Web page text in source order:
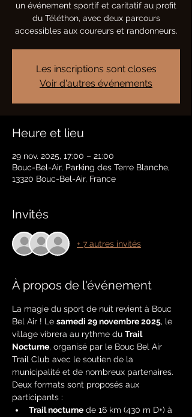
un événement sportif et caritatif au profit
du Téléthon, avec deux parcours
accessibles aux coureurs et randonneurs.
Les inscriptions sont closes
Voir d'autres événements
Heure et lieu
29 nov. 2025, 17:00 – 21:00
Bouc-Bel-Air, Parking des Terre Blanche,
13320 Bouc-Bel-Air, France
Invités
+ 7 autres invités
À propos de l'événement
La magie du sport de nuit revient à Bouc
Bel Air ! Le samedi 29 novembre 2025, le
village vibrera au rythme du Trail
Nocturne, organisé par le Bouc Bel Air
Trail Club avec le soutien de la
municipalité et de nombreux partenaires.
Deux formats sont proposés aux
participants :
Trail nocturne de 16 km (430 m D+) à